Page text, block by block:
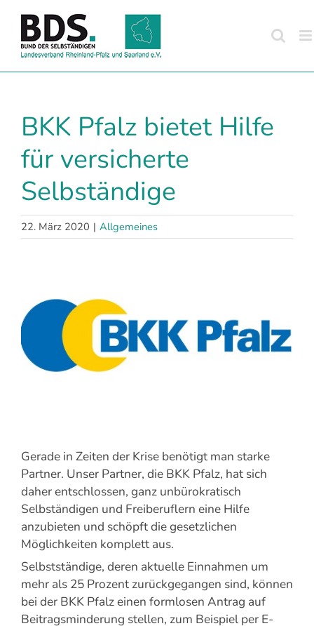
Inhalt
springen
BKK Pfalz bietet Hilfe
für versicherte
Selbständige
22. März 2020 | Allgemeines
Bild
Gerade in Zeiten der Krise benötigt man starke
Partner. Unser Partner, die BKK Pfalz, hat sich
daher entschlossen, ganz unbürokratisch
Selbständigen und Freiberuflern eine Hilfe
anzubieten und schöpft die gesetzlichen
Möglichkeiten komplett aus.
Selbstständige, deren aktuelle Einnahmen um
mehr als 25 Prozent zurückgegangen sind, können
bei der BKK Pfalz einen formlosen Antrag auf
Beitragsminderung stellen, zum Beispiel per E-